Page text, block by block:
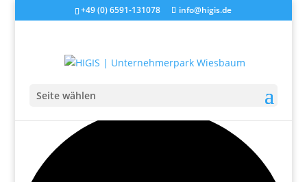
+49 (0) 6591-131078 info@higis.de
Seite wählen
0 Veranstaltungen gefunden.